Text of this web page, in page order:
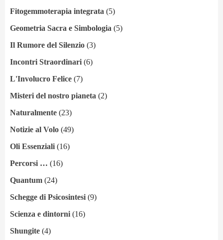
Fitogemmoterapia integrata (5)
Geometria Sacra e Simbologia (5)
Il Rumore del Silenzio (3)
Incontri Straordinari (6)
L'Involucro Felice (7)
Misteri del nostro pianeta (2)
Naturalmente (23)
Notizie al Volo (49)
Oli Essenziali (16)
Percorsi … (16)
Quantum (24)
Schegge di Psicosintesi (9)
Scienza e dintorni (16)
Shungite (4)